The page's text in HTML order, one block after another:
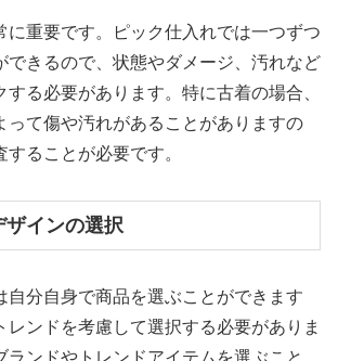
に重要です。ピック仕入れでは一つずつ
できるので、状態やダメージ、汚れなど
する必要があります。特に古着の場合、
って傷や汚れがあることがありますの
ることが必要です。
ザインの選択
自分自身で商品を選ぶことができます
レンドを考慮して選択する必要がありま
ランドやトレンドアイテムを選ぶこと